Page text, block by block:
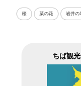
桜 菜の花 岩井の
ちば観